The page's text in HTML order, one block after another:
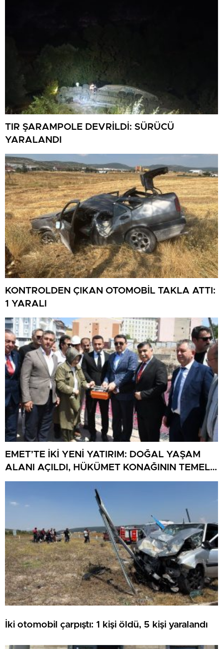
TIR ŞARAMPOLE DEVRİLDİ: SÜRÜCÜ
YARALANDI
KONTROLDEN ÇIKAN OTOMOBİL TAKLA ATTI:
1 YARALI
EMET’TE İKİ YENİ YATIRIM: DOĞAL YAŞAM
ALANI AÇILDI, HÜKÜMET KONAĞININ TEMELİ
ATILDI
İki otomobil çarpıştı: 1 kişi öldü, 5 kişi yaralandı